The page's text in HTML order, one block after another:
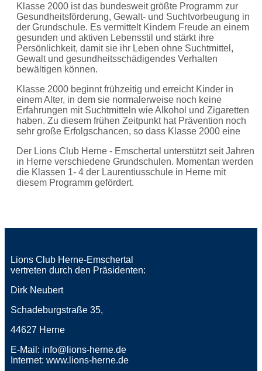
Klasse 2000 ist das bundesweit größte Programm zur
Gesundheitsförderung, Gewalt- und Suchtvorbeugung in
der Grundschule. Es vermittelt Kindern Freude an einem
gesunden und aktiven Lebensstil und stärkt ihre
Persönlichkeit, damit sie ihr Leben ohne Suchtmittel,
Gewalt und gesundheitsschädigendes Verhalten
bewältigen können.
Klasse 2000 beginnt frühzeitig und erreicht Kinder in
einem Alter, in dem sie normalerweise noch keine
Erfahrungen mit Suchtmitteln wie Alkohol und Zigaretten
haben. Zu diesem frühen Zeitpunkt hat Prävention noch
sehr große Erfolgschancen, so dass Klasse 2000 eine
Der Lions Club Herne - Emschertal unterstützt seit Jahren
in Herne verschiedene Grundschulen. Momentan werden
die Klassen 1- 4 der Laurentiusschule in Herne mit
diesem Programm gefördert.
Lions Club Herne-Emschertal
vertreten durch den Präsidenten:
Dirk Neubert
Schadeburgstraße 35,
44627 Herne
E-Mail: info@lions-herne.de
Internet: www.lions-herne.de